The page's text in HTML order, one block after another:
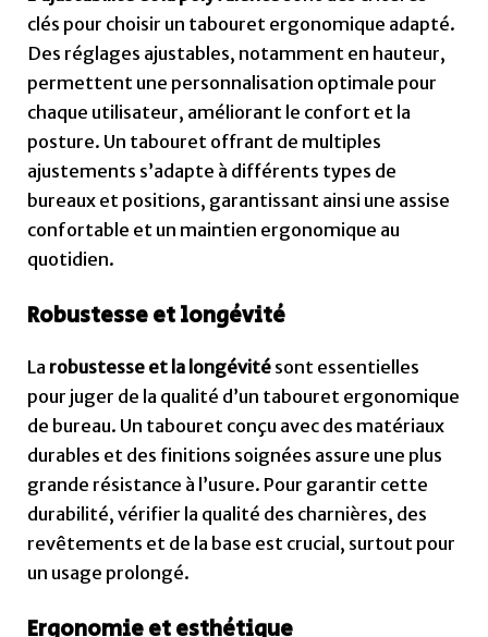
clés pour choisir un tabouret ergonomique adapté.
Des réglages ajustables, notamment en hauteur,
permettent une personnalisation optimale pour
chaque utilisateur, améliorant le confort et la
posture. Un tabouret offrant de multiples
ajustements s’adapte à différents types de
bureaux et positions, garantissant ainsi une assise
confortable et un maintien ergonomique au
quotidien.
Robustesse et longévité
La robustesse et la longévité sont essentielles
pour juger de la qualité d’un tabouret ergonomique
de bureau. Un tabouret conçu avec des matériaux
durables et des finitions soignées assure une plus
grande résistance à l’usure. Pour garantir cette
durabilité, vérifier la qualité des charnières, des
revêtements et de la base est crucial, surtout pour
un usage prolongé.
Ergonomie et esthétique